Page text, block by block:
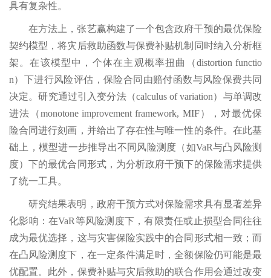
具有复杂性。
在方法上，张艺赢构建了一个包含政府干预的最优保险
契约模型，将灾后救助函数与保费补贴机制同时纳入分析框
架。在该模型中，个体在主观概率扭曲（distortion functio
n）下进行风险评估，保险合同由赔付函数与风险保费共同
决定。研究通过引入变分法（calculus of variation）与单调改
进法（monotone improvement framework, MIF），对最优保
险合同进行刻画，并给出了存在性与唯一性的条件。在此基
础上，模型进一步推导出不同风险测度（如VaR与凸风险测
度）下的最优合同形式，为分析政府干预下的保险需求提供
了统一工具。
研究结果表明，政府干预方式对保险需求具有显著差异
化影响：在VaR等风险测度下，有限责任或止损型合同往往
成为最优选择，这与灾害保险实践中的合同形式相一致；而
在凸风险测度下，在一定条件满足时，全额保险仍可能是最
优配置。此外，保费补贴与灾后救助的联合作用会通过改变